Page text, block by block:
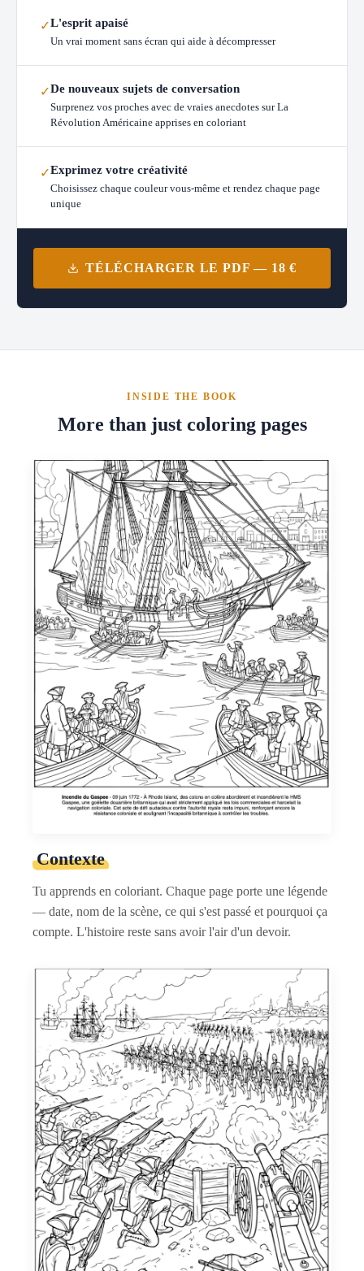
✓L'esprit apaisé
Un vrai moment sans écran qui aide à décompresser
✓De nouveaux sujets de conversation
Surprenez vos proches avec de vraies anecdotes sur La
Révolution Américaine apprises en coloriant
✓Exprimez votre créativité
Choisissez chaque couleur vous-même et rendez chaque page
unique
TÉLÉCHARGER LE PDF — 18 €
INSIDE THE BOOK
More than just coloring pages
Contexte
Tu apprends en coloriant. Chaque page porte une légende
— date, nom de la scène, ce qui s'est passé et pourquoi ça
compte. L'histoire reste sans avoir l'air d'un devoir.